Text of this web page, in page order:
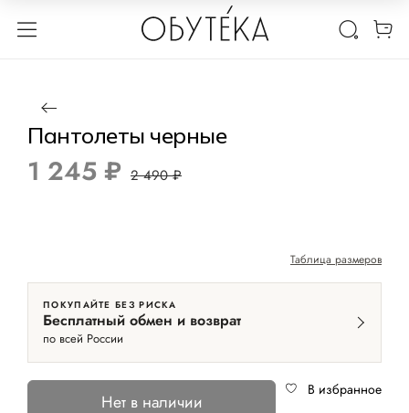
1 / 2
Пантолеты черные
1 245 ₽ 2 490 ₽
Таблица размеров
ПОКУПАЙТЕ БЕЗ РИСКА
Бесплатный обмен и возврат
по всей России
Нет в наличии
В избранное